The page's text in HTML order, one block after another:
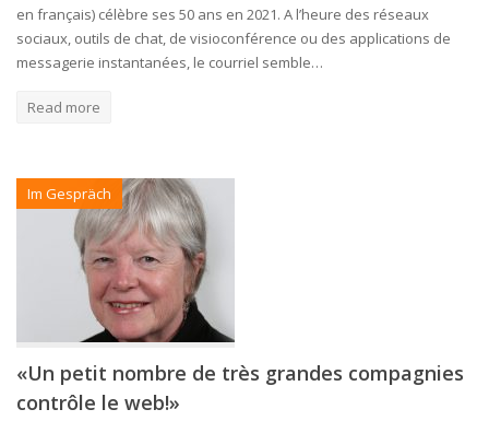
en français) célèbre ses 50 ans en 2021. A l’heure des réseaux
sociaux, outils de chat, de visioconférence ou des applications de
messagerie instantanées, le courriel semble…
Read more
Im Gespräch
«Un petit nombre de très grandes compagnies
contrôle le web!»